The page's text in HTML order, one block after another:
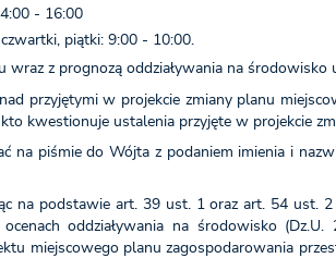
- 16:00
piątki: 9:00 - 10:00.
wraz z prognozą oddziaływania na
przyjętymi w projekcie zmiany planu
kwestionuje ustalenia przyjęte w projekcie
na piśmie do Wójta z podaniem imienia i
na podstawie art. 39 ust. 1 oraz art. 54
oddziaływania na środowisko
miejscowego planu zagospodarowania